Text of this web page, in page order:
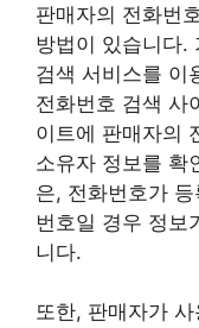
판매자의 전화번
방법이 있습니다.
검색 서비스를 이
전화번호 검색 사
이트에 판매자의
소유자 정보를 확
은, 전화번호가
번호일 경우 정보
니다.
또한, 판매자가